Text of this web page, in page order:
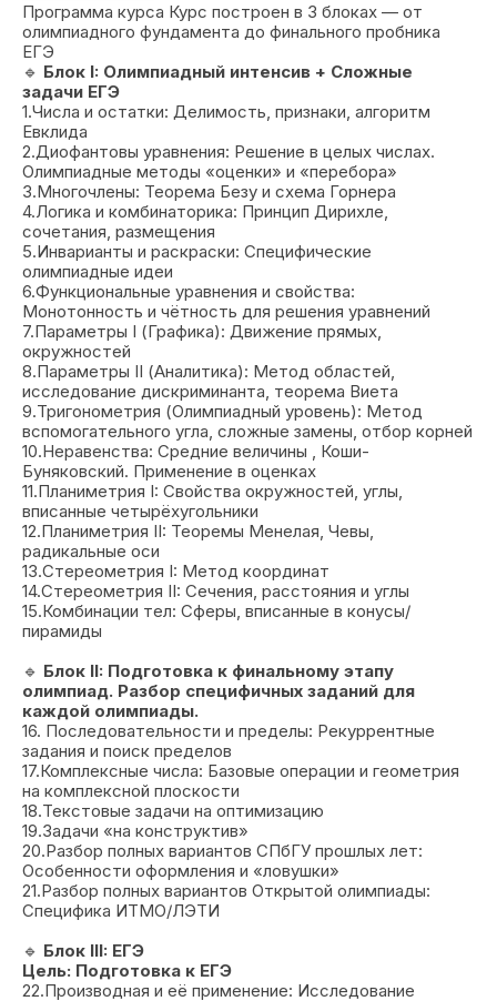
Программа курса Курс построен в 3 блоках — от
олимпиадного фундамента до финального пробника
ЕГЭ
🔹 Блок I: Олимпиадный интенсив + Сложные
задачи ЕГЭ
1.Числа и остатки: Делимость, признаки, алгоритм
Евклида
2.Диофантовы уравнения: Решение в целых числах.
Олимпиадные методы «оценки» и «перебора»
3.Многочлены: Теорема Безу и схема Горнера
4.Логика и комбинаторика: Принцип Дирихле,
сочетания, размещения
5.Инварианты и раскраски: Специфические
олимпиадные идеи
6.Функциональные уравнения и свойства:
Монотонность и чётность для решения уравнений
7.Параметры I (Графика): Движение прямых,
окружностей
8.Параметры II (Аналитика): Метод областей,
исследование дискриминанта, теорема Виета
9.Тригонометрия (Олимпиадный уровень): Метод
вспомогательного угла, сложные замены, отбор корней
10.Неравенства: Средние величины , Коши-
Буняковский. Применение в оценках
11.Планиметрия I: Свойства окружностей, углы,
вписанные четырёхугольники
12.Планиметрия II: Теоремы Менелая, Чевы,
радикальные оси
13.Стереометрия I: Метод координат
14.Стереометрия II: Сечения, расстояния и углы
15.Комбинации тел: Сферы, вписанные в конусы/
пирамиды
🔹 Блок II: Подготовка к финальному этапу
олимпиад. Разбор специфичных заданий для
каждой олимпиады.
16. Последовательности и пределы: Рекуррентные
задания и поиск пределов
17.Комплексные числа: Базовые операции и геометрия
на комплексной плоскости
18.Текстовые задачи на оптимизацию
19.Задачи «на конструктив»
20.Разбор полных вариантов СПбГУ прошлых лет:
Особенности оформления и «ловушки»
21.Разбор полных вариантов Открытой олимпиады:
Специфика ИТМО/ЛЭТИ
🔹 Блок III: ЕГЭ
Цель: Подготовка к ЕГЭ
22.Производная и её применение: Исследование